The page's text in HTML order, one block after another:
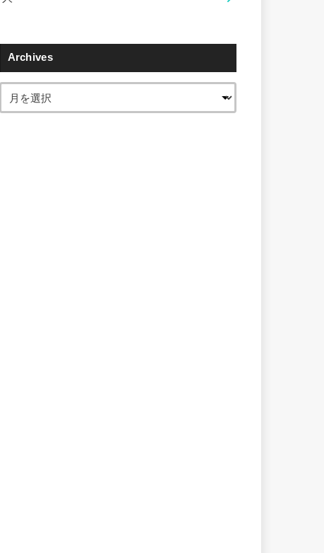
Archives